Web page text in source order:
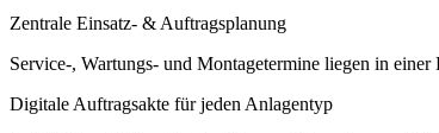
Zentrale Einsatz- & Auftragsplanung
Service-, Wartungs- und Montagetermine liegen in
Digitale Auftragsakte für jeden Anlagentyp